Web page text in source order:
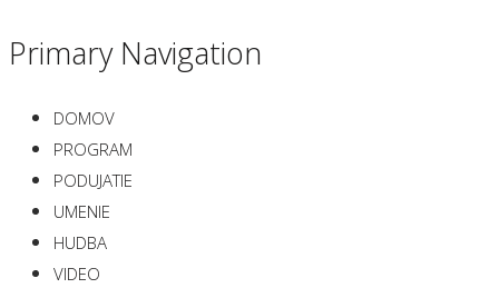
Primary Navigation
DOMOV
PROGRAM
PODUJATIE
UMENIE
HUDBA
VIDEO